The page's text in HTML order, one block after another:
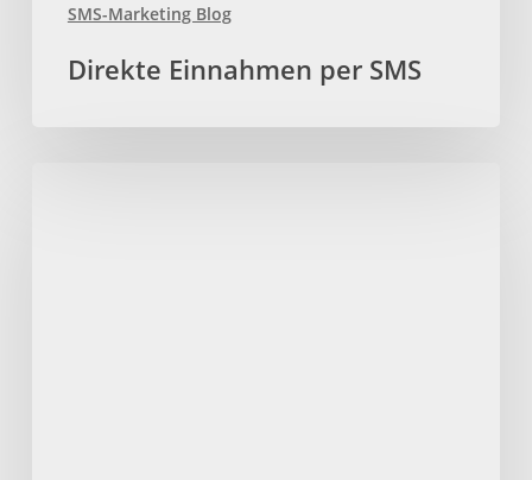
SMS-Marketing Blog
Direkte Einnahmen per SMS